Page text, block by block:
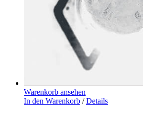
Warenkorb ansehen
In den Warenkorb / Details